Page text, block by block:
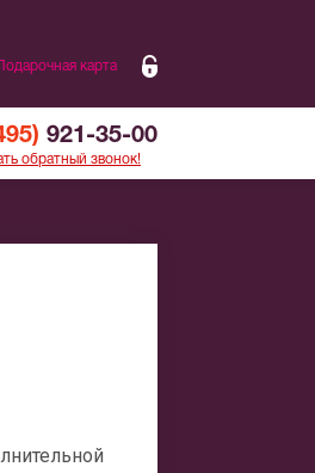
Подарочная карта
921-35-00
обратный звонок!